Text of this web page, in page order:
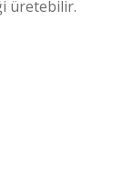
üretebilir.